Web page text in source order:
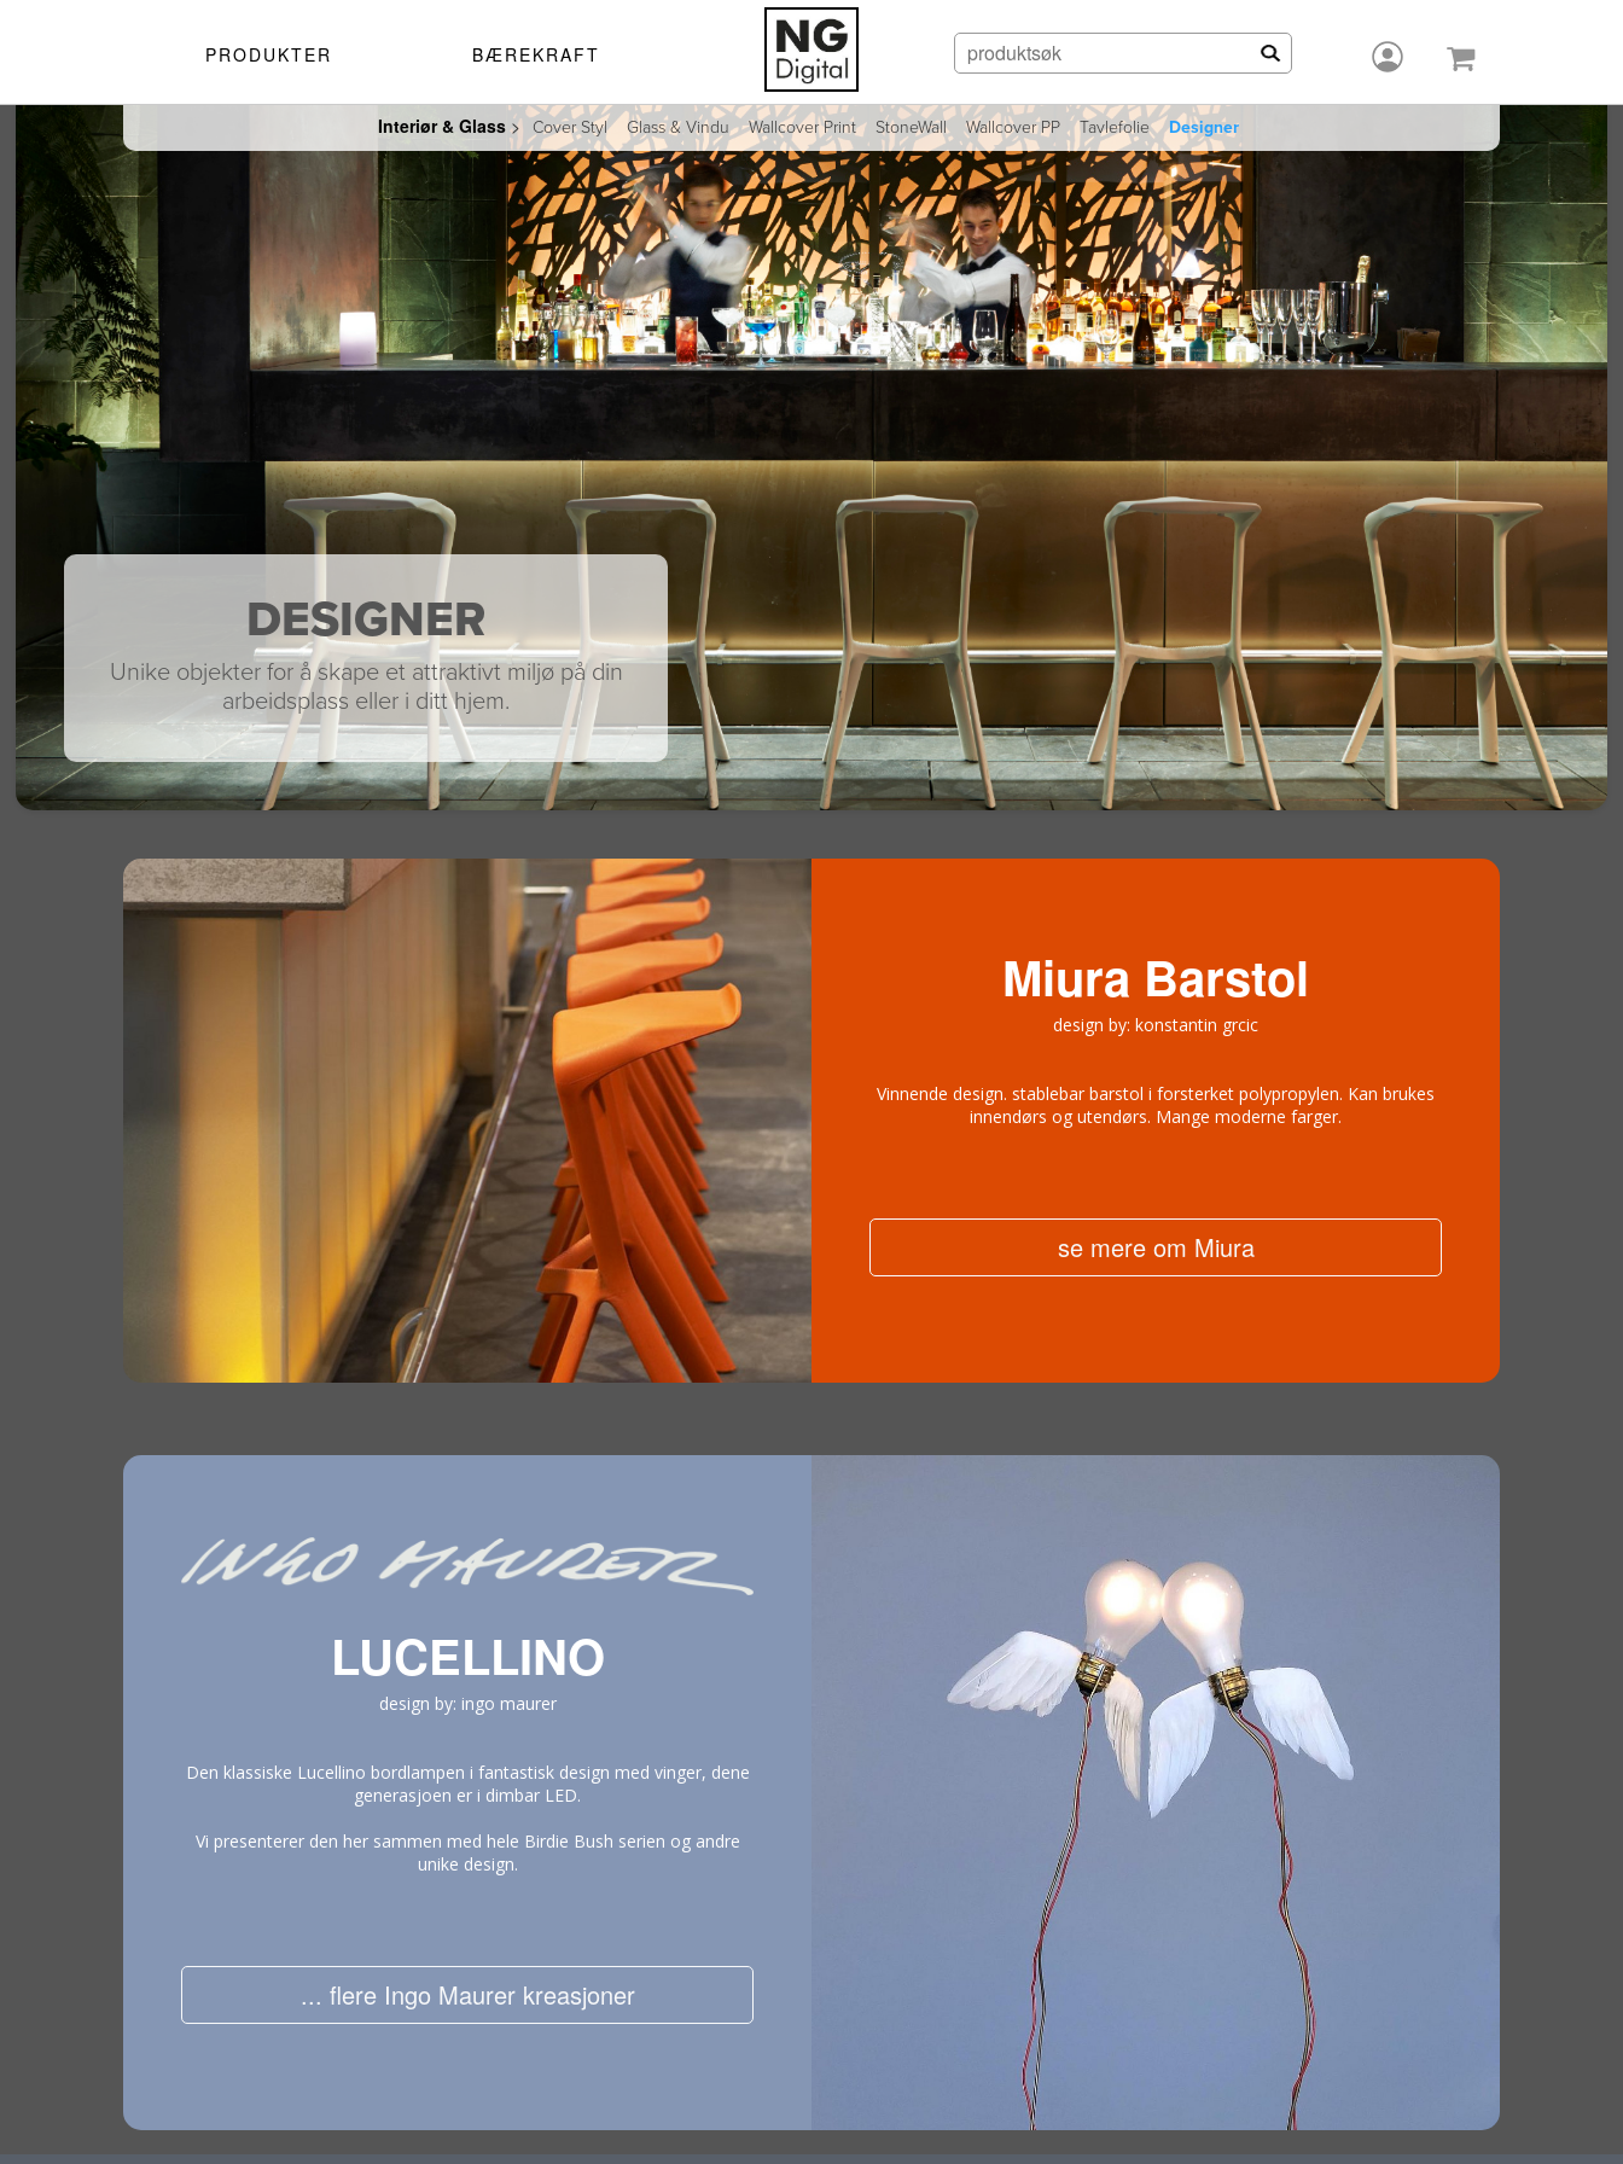
PRODUKTER BÆREKRAFT
Interiør & Glass> Cover Styl Glass & Vindu Wallcover Print StoneWall Wallcover PP Tavlefolie Designer
DESIGNER
Unike objekter for å skape et attraktivt miljø på din
arbeidsplass eller i ditt hjem.
Miura Barstol
design by: konstantin grcic
Vinnende design. stablebar barstol i forsterket polypropylen. Kan brukes
innendørs og utendørs. Mange moderne farger.
se mere om Miura
LUCELLINO
design by: ingo maurer
Den klassiske Lucellino bordlampen i fantastisk design med vinger, dene
generasjoen er i dimbar LED.
Vi presenterer den her sammen med hele Birdie Bush serien og andre
unike design.
... flere Ingo Maurer kreasjoner